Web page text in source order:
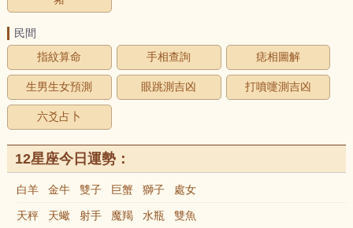
民間
指紋算命
手相查詢 痣相圖解
生男生女預測 眼跳測吉凶 打噴嚏測吉凶
六爻占卜
12星座今日運勢：
白羊 金牛 雙子 巨蟹 獅子 處女
天秤 天蠍 射手 魔羯 水瓶 雙魚